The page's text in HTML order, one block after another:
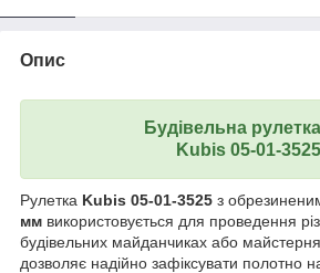
Опис
Будівельна
Kubis 05-01-3525
Рулетка Kubis 05-01-3525 з
мм використовується для проведення
будівельних майданчиках або
дозволяє надійно зафіксувати полотно